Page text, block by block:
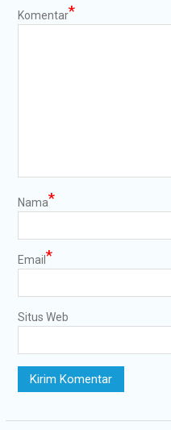
Komentar*
Nama*
Email *
Situs Web